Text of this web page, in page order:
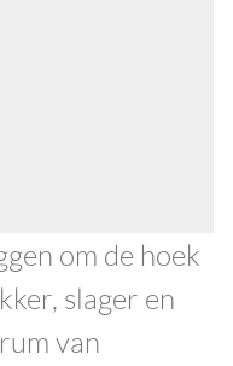
om de hoek
slager en
van